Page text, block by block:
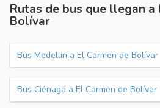
Rutas de bus que llegan a
Bolívar
Bus Medellin a El Carmen de Bolívar
Bus Ciénaga a El Carmen de Bolívar